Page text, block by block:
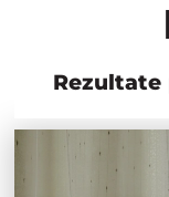
Rezultate